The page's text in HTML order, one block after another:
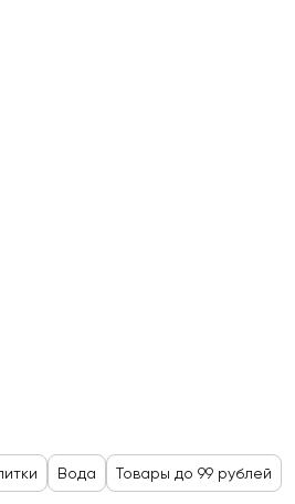
Вода Товары до 99 рублей